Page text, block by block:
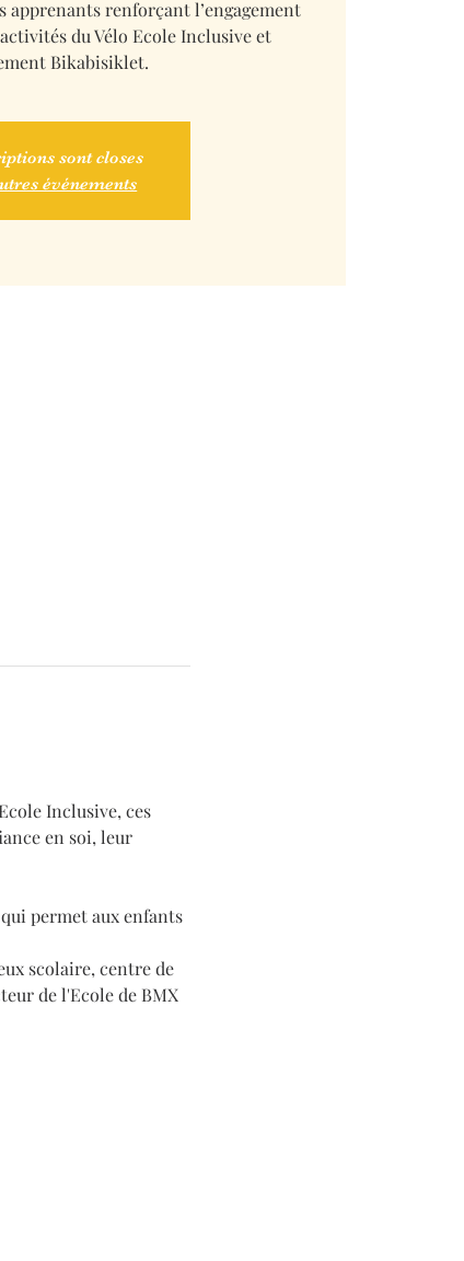
apprenants renforçant l’engagement
du Vélo Ecole Inclusive et
Bikabisiklet.
sont closes
événements
Inclusive, ces
en soi, leur
permet aux enfants
scolaire, centre de
de l'Ecole de BMX